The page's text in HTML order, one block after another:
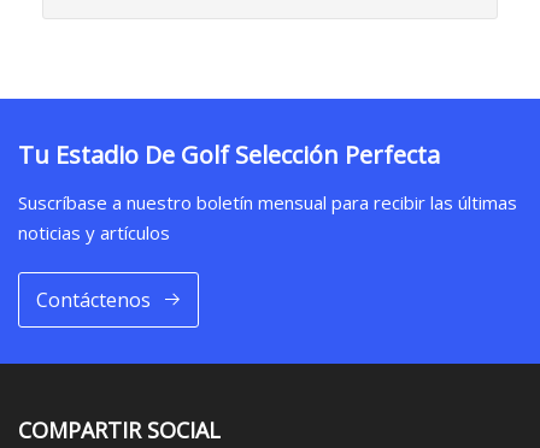
Tu Estadio De Golf Selección Perfecta
Suscríbase a nuestro boletín mensual para recibir las últimas
noticias y artículos
Contáctenos
COMPARTIR SOCIAL